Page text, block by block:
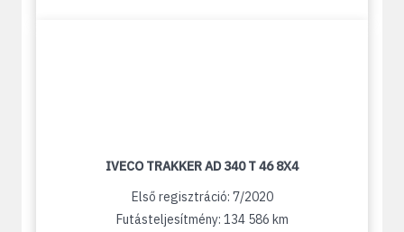
IVECO TRAKKER AD 340 T 46 8X4
Első regisztráció: 7/2020
Futásteljesítmény: 134 586 km